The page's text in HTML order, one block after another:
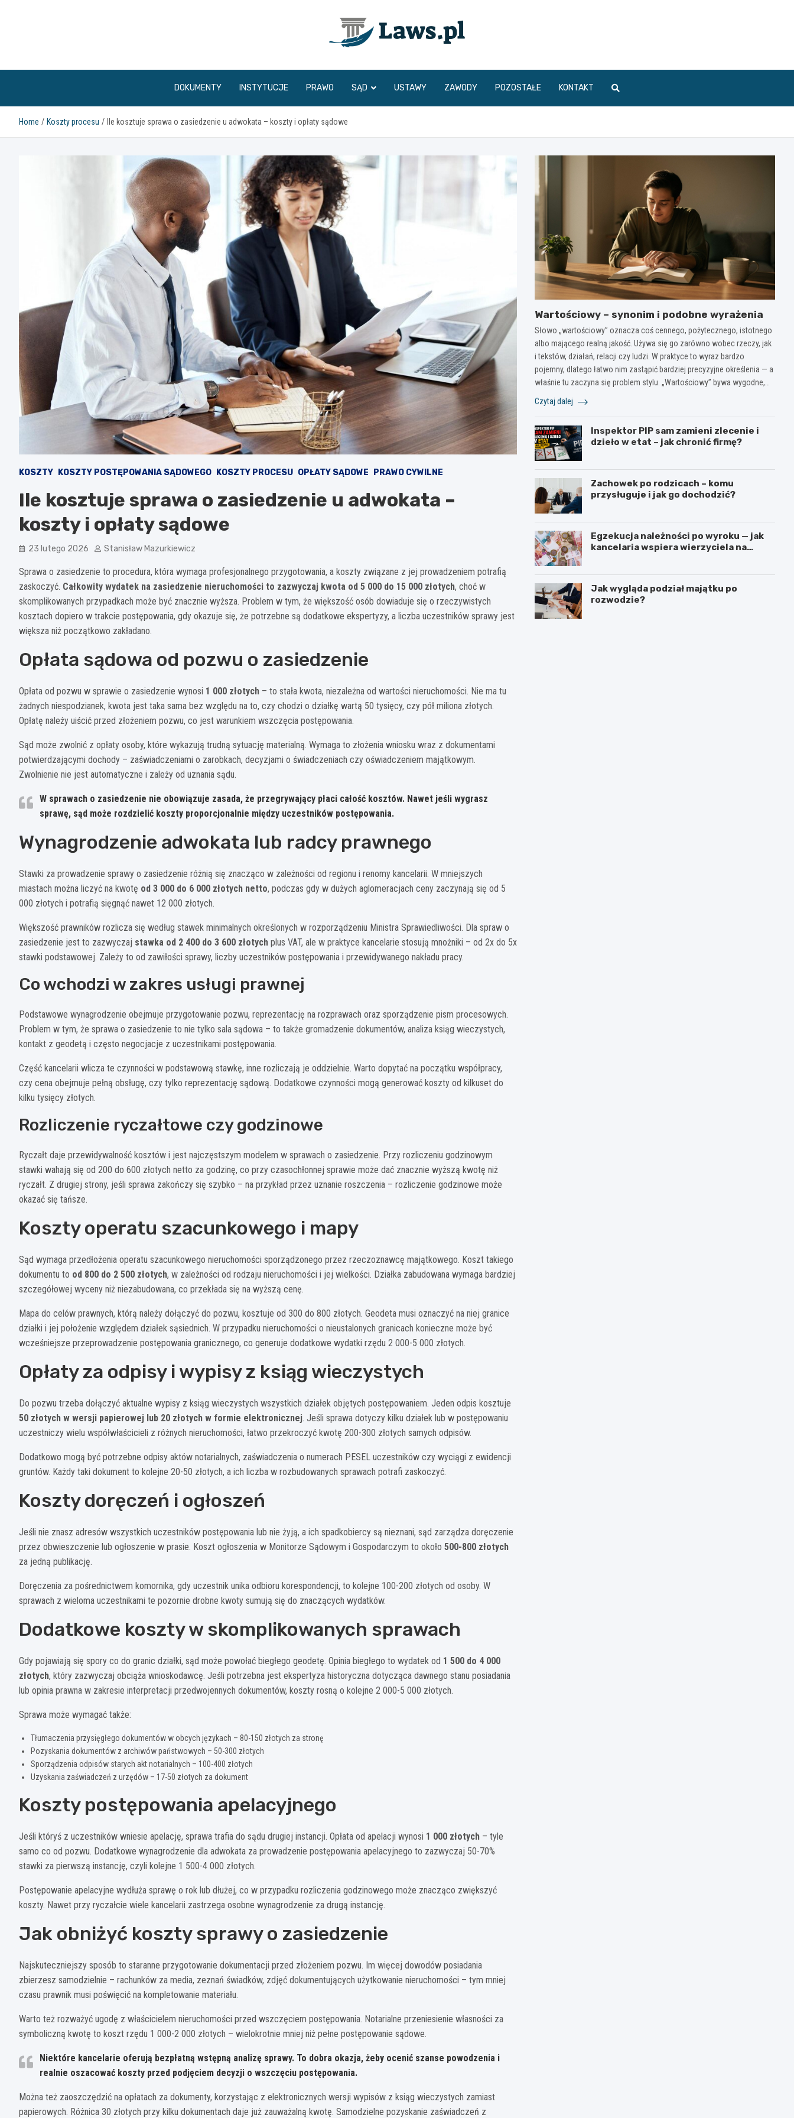
www.laws.pl
DOKUMENTY INSTYTUCJE PRAWO SĄD USTAWY ZAWODY POZOSTAŁE KONTAKT
Home Koszty procesu Ile kosztuje sprawa o zasiedzenie u adwokata – koszty i opłaty sądowe
KOSZTY KOSZTY POSTĘPOWANIA SĄDOWEGO KOSZTY PROCESU OPŁATY SĄDOWE PRAWO CYWILNE
Ile kosztuje sprawa o zasiedzenie u adwokata –
koszty i opłaty sądowe
23 lutego 2026 Stanisław Mazurkiewicz
Sprawa o zasiedzenie to procedura, która wymaga profesjonalnego przygotowania, a koszty związane z jej prowadzeniem potrafią
zaskoczyć. Całkowity wydatek na zasiedzenie nieruchomości to zazwyczaj kwota od 5 000 do 15 000 złotych, choć w
skomplikowanych przypadkach może być znacznie wyższa. Problem w tym, że większość osób dowiaduje się o rzeczywistych
kosztach dopiero w trakcie postępowania, gdy okazuje się, że potrzebne są dodatkowe ekspertyzy, a liczba uczestników sprawy jest
większa niż początkowo zakładano.
Opłata sądowa od pozwu o zasiedzenie
Opłata od pozwu w sprawie o zasiedzenie wynosi 1 000 złotych – to stała kwota, niezależna od wartości nieruchomości. Nie ma tu
żadnych niespodzianek, kwota jest taka sama bez względu na to, czy chodzi o działkę wartą 50 tysięcy, czy pół miliona złotych.
Opłatę należy uiścić przed złożeniem pozwu, co jest warunkiem wszczęcia postępowania.
Sąd może zwolnić z opłaty osoby, które wykazują trudną sytuację materialną. Wymaga to złożenia wniosku wraz z dokumentami
potwierdzającymi dochody – zaświadczeniami o zarobkach, decyzjami o świadczeniach czy oświadczeniem majątkowym.
Zwolnienie nie jest automatyczne i zależy od uznania sądu.
W sprawach o zasiedzenie nie obowiązuje zasada, że przegrywający płaci całość kosztów. Nawet jeśli wygrasz
sprawę, sąd może rozdzielić koszty proporcjonalnie między uczestników postępowania.
Wynagrodzenie adwokata lub radcy prawnego
Stawki za prowadzenie sprawy o zasiedzenie różnią się znacząco w zależności od regionu i renomy kancelarii. W mniejszych
miastach można liczyć na kwotę od 3 000 do 6 000 złotych netto, podczas gdy w dużych aglomeracjach ceny zaczynają się od 5
000 złotych i potrafią sięgnąć nawet 12 000 złotych.
Większość prawników rozlicza się według stawek minimalnych określonych w rozporządzeniu Ministra Sprawiedliwości. Dla spraw o
zasiedzenie jest to zazwyczaj stawka od 2 400 do 3 600 złotych plus VAT, ale w praktyce kancelarie stosują mnożniki – od 2x do 5x
stawki podstawowej. Zależy to od zawiłości sprawy, liczby uczestników postępowania i przewidywanego nakładu pracy.
Co wchodzi w zakres usługi prawnej
Podstawowe wynagrodzenie obejmuje przygotowanie pozwu, reprezentację na rozprawach oraz sporządzenie pism procesowych.
Problem w tym, że sprawa o zasiedzenie to nie tylko sala sądowa – to także gromadzenie dokumentów, analiza ksiąg wieczystych,
kontakt z geodetą i często negocjacje z uczestnikami postępowania.
Część kancelarii wlicza te czynności w podstawową stawkę, inne rozliczają je oddzielnie. Warto dopytać na początku współpracy,
czy cena obejmuje pełną obsługę, czy tylko reprezentację sądową. Dodatkowe czynności mogą generować koszty od kilkuset do
kilku tysięcy złotych.
Rozliczenie ryczałtowe czy godzinowe
Ryczałt daje przewidywalność kosztów i jest najczęstszym modelem w sprawach o zasiedzenie. Przy rozliczeniu godzinowym
stawki wahają się od 200 do 600 złotych netto za godzinę, co przy czasochłonnej sprawie może dać znacznie wyższą kwotę niż
ryczałt. Z drugiej strony, jeśli sprawa zakończy się szybko – na przykład przez uznanie roszczenia – rozliczenie godzinowe może
okazać się tańsze.
Koszty operatu szacunkowego i mapy
Sąd wymaga przedłożenia operatu szacunkowego nieruchomości sporządzonego przez rzeczoznawcę majątkowego. Koszt takiego
dokumentu to od 800 do 2 500 złotych, w zależności od rodzaju nieruchomości i jej wielkości. Działka zabudowana wymaga bardziej
szczegółowej wyceny niż niezabudowana, co przekłada się na wyższą cenę.
Mapa do celów prawnych, którą należy dołączyć do pozwu, kosztuje od 300 do 800 złotych. Geodeta musi oznaczyć na niej granice
działki i jej położenie względem działek sąsiednich. W przypadku nieruchomości o nieustalonych granicach konieczne może być
wcześniejsze przeprowadzenie postępowania granicznego, co generuje dodatkowe wydatki rzędu 2 000-5 000 złotych.
Opłaty za odpisy i wypisy z ksiąg wieczystych
Do pozwu trzeba dołączyć aktualne wypisy z ksiąg wieczystych wszystkich działek objętych postępowaniem. Jeden odpis kosztuje
50 złotych w wersji papierowej lub 20 złotych w formie elektronicznej. Jeśli sprawa dotyczy kilku działek lub w postępowaniu
uczestniczy wielu współwłaścicieli z różnych nieruchomości, łatwo przekroczyć kwotę 200-300 złotych samych odpisów.
Dodatkowo mogą być potrzebne odpisy aktów notarialnych, zaświadczenia o numerach PESEL uczestników czy wyciągi z ewidencji
gruntów. Każdy taki dokument to kolejne 20-50 złotych, a ich liczba w rozbudowanych sprawach potrafi zaskoczyć.
Koszty doręczeń i ogłoszeń
Jeśli nie znasz adresów wszystkich uczestników postępowania lub nie żyją, a ich spadkobiercy są nieznani, sąd zarządza doręczenie
przez obwieszczenie lub ogłoszenie w prasie. Koszt ogłoszenia w Monitorze Sądowym i Gospodarczym to około 500-800 złotych
za jedną publikację.
Doręczenia za pośrednictwem komornika, gdy uczestnik unika odbioru korespondencji, to kolejne 100-200 złotych od osoby. W
sprawach z wieloma uczestnikami te pozornie drobne kwoty sumują się do znaczących wydatków.
Dodatkowe koszty w skomplikowanych sprawach
Gdy pojawiają się spory co do granic działki, sąd może powołać biegłego geodetę. Opinia biegłego to wydatek od 1 500 do 4 000
złotych, który zazwyczaj obciąża wnioskodawcę. Jeśli potrzebna jest ekspertyza historyczna dotycząca dawnego stanu posiadania
lub opinia prawna w zakresie interpretacji przedwojennych dokumentów, koszty rosną o kolejne 2 000-5 000 złotych.
Sprawa może wymagać także:
Tłumaczenia przysięgłego dokumentów w obcych językach – 80-150 złotych za stronę
Pozyskania dokumentów z archiwów państwowych – 50-300 złotych
Sporządzenia odpisów starych akt notarialnych – 100-400 złotych
Uzyskania zaświadczeń z urzędów – 17-50 złotych za dokument
Koszty postępowania apelacyjnego
Jeśli któryś z uczestników wniesie apelację, sprawa trafia do sądu drugiej instancji. Opłata od apelacji wynosi 1 000 złotych – tyle
samo co od pozwu. Dodatkowe wynagrodzenie dla adwokata za prowadzenie postępowania apelacyjnego to zazwyczaj 50-70%
stawki za pierwszą instancję, czyli kolejne 1 500-4 000 złotych.
Postępowanie apelacyjne wydłuża sprawę o rok lub dłużej, co w przypadku rozliczenia godzinowego może znacząco zwiększyć
koszty. Nawet przy ryczałcie wiele kancelarii zastrzega osobne wynagrodzenie za drugą instancję.
Jak obniżyć koszty sprawy o zasiedzenie
Najskuteczniejszy sposób to staranne przygotowanie dokumentacji przed złożeniem pozwu. Im więcej dowodów posiadania
zbierzesz samodzielnie – rachunków za media, zeznań świadków, zdjęć dokumentujących użytkowanie nieruchomości – tym mniej
czasu prawnik musi poświęcić na kompletowanie materiału.
Warto też rozważyć ugodę z właścicielem nieruchomości przed wszczęciem postępowania. Notarialne przeniesienie własności za
symboliczną kwotę to koszt rzędu 1 000-2 000 złotych – wielokrotnie mniej niż pełne postępowanie sądowe.
Niektóre kancelarie oferują bezpłatną wstępną analizę sprawy. To dobra okazja, żeby ocenić szanse powodzenia i
realnie oszacować koszty przed podjęciem decyzji o wszczęciu postępowania.
Można też zaoszczędzić na opłatach za dokumenty, korzystając z elektronicznych wersji wypisów z ksiąg wieczystych zamiast
papierowych. Różnica 30 złotych przy kilku dokumentach daje już zauważalną kwotę. Samodzielne pozyskanie zaświadczeń z
Wartościowy – synonim i podobne wyrażenia
Słowo „wartościowy” oznacza coś cennego, pożytecznego, istotnego
albo mającego realną jakość. Używa się go zarówno wobec rzeczy, jak
i tekstów, działań, relacji czy ludzi. W praktyce to wyraz bardzo
pojemny, dlatego łatwo nim zastąpić bardziej precyzyjne określenia — a
właśnie tu zaczyna się problem stylu. „Wartościowy” bywa wygodne,…
Czytaj dalej
Inspektor PIP sam zamieni zlecenie i
dzieło w etat – jak chronić firmę?
Zachowek po rodzicach – komu
przysługuje i jak go dochodzić?
Egzekucja należności po wyroku — jak
kancelaria wspiera wierzyciela na
Jak wygląda podział majątku po
rozwodzie?